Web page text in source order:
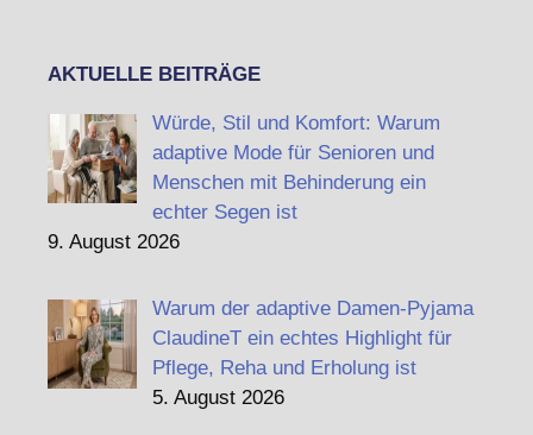
AKTUELLE BEITRÄGE
Würde, Stil und Komfort: Warum
adaptive Mode für Senioren und
Menschen mit Behinderung ein
echter Segen ist
9. August 2026
Warum der adaptive Damen-Pyjama
ClaudineT ein echtes Highlight für
Pflege, Reha und Erholung ist
5. August 2026